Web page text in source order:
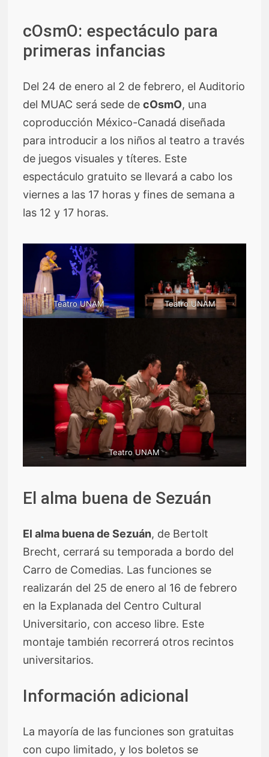
cOsmO: espectáculo para
primeras infancias
Del 24 de enero al 2 de febrero, el Auditorio
del MUAC será sede decOsmO, una
coproducción México-Canadá diseñada
para introducir a los niños al teatro a través
de juegos visuales y títeres. Este
espectáculo gratuito se llevará a cabo los
viernes a las 17 horas y fines de semana a
las 12 y 17 horas.
Teatro UNAM Teatro UNAM
Teatro UNAM
El alma buena de Sezuán
El alma buena de Sezuán, de Bertolt
Brecht, cerrará su temporada a bordo del
Carro de Comedias. Las funciones se
realizarán del 25 de enero al 16 de febrero
en la Explanada del Centro Cultural
Universitario, con acceso libre. Este
montaje también recorrerá otros recintos
universitarios.
Información adicional
La mayoría de las funciones son gratuitas
con cupo limitado, y los boletos se